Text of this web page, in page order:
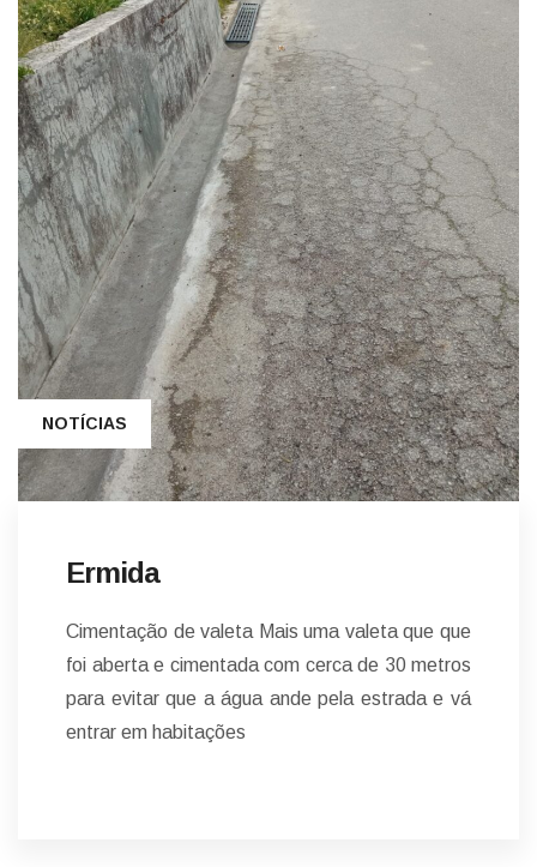
NOTÍCIAS
Ermida
Cimentação de valeta Mais uma valeta que que
foi aberta e cimentada com cerca de 30 metros
para evitar que a água ande pela estrada e vá
entrar em habitações